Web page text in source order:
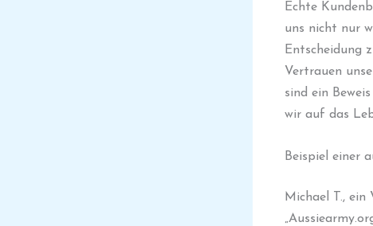
Echte
uns nicht nur
Entscheidung
Vertrauen
sind ein
wir auf das
Beispiel einer
Michael T.,